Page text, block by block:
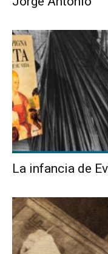
La infancia de